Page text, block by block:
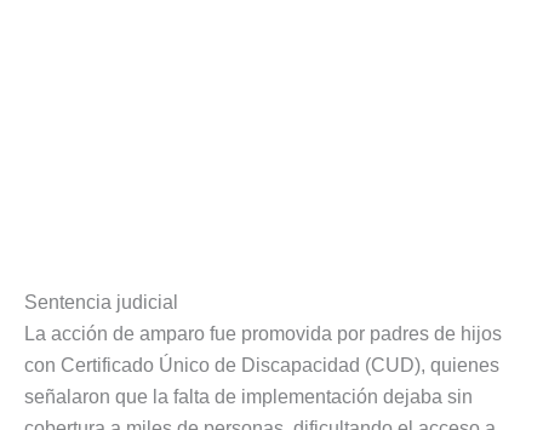
Sentencia judicial
La acción de amparo fue promovida por padres de hijos
con Certificado Único de Discapacidad (CUD), quienes
señalaron que la falta de implementación dejaba sin